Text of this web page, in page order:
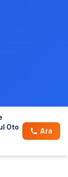
Oto
Ara